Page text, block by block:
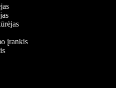
įrankis